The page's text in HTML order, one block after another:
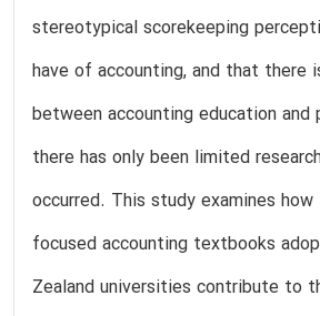
stereotypical scorekeeping
have of accounting, and that there
between accounting education and
there has only been limited
occurred. This study examines
focused accounting textbooks
Zealand universities contribute to